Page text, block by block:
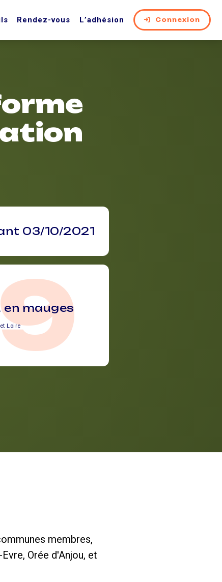
Rendez-vous L’adhésion Connexion
03/10/2021
en mauges
Loire
membres,
Orée d'Anjou, et